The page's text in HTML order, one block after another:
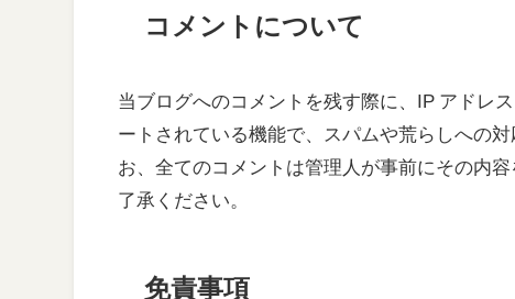
コメントについて
当ブログへのコメントを残す際に、IP アドレ
ートされている機能で、スパムや荒らしへの
お、全てのコメントは管理人が事前にその内
了承ください。
免責事項